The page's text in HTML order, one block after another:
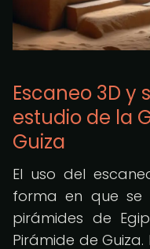
Escaneo 3D y
estudio de la
Guiza
El uso del
forma en que se
pirámides de
Pirámide de